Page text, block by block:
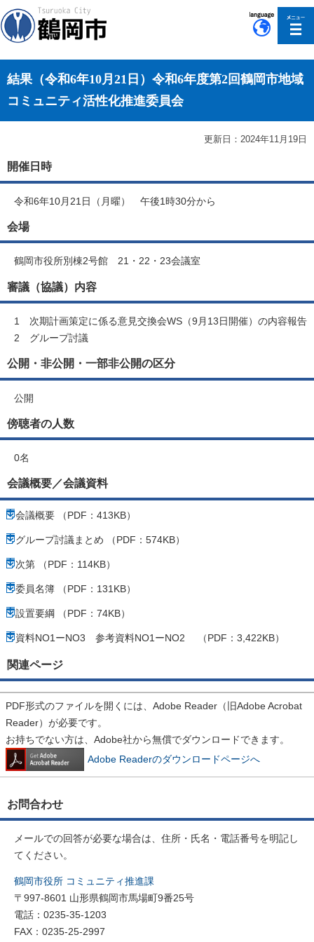
結果（令和6年10月21日）令和6年度第2回鶴岡市地域
コミュニティ活性化推進委員会
更新日：2024年11月19日
開催日時
令和6年10月21日（月曜） 午後1時30分から
会場
鶴岡市役所別棟2号館 21・22・23会議室
審議（協議）内容
1 次期計画策定に係る意見交換会WS（9月13日開催）の内容報告
2 グループ討議
公開・非公開・一部非公開の区分
公開
傍聴者の人数
0名
会議概要／会議資料
会議概要 （PDF：413KB）
グループ討議まとめ （PDF：574KB）
次第 （PDF：114KB）
委員名簿 （PDF：131KB）
設置要綱 （PDF：74KB）
資料NO1ーNO3 参考資料NO1ーNO2 （PDF：3,422KB）
関連ページ
PDF形式のファイルを開くには、Adobe Reader（旧Adobe Acrobat
Reader）が必要です。
お持ちでない方は、Adobe社から無償でダウンロードできます。
Adobe Readerのダウンロードページへ
お問合わせ
メールでの回答が必要な場合は、住所・氏名・電話番号を明記し
てください。
鶴岡市役所 コミュニティ推進課
〒997-8601 山形県鶴岡市馬場町9番25号
電話：0235-35-1203
FAX：0235-25-2997